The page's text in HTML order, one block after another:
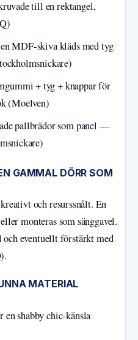
till en rektangel,
MDF-skiva kläds med tyg
+ tyg + knappar för
(Moelven)
pallbrädor som panel —
GAMMAL DÖRR SOM
och resurssnålt. En
monteras som sänggavel.
eventuellt förstärkt med
MATERIAL
shabby chic-känsla